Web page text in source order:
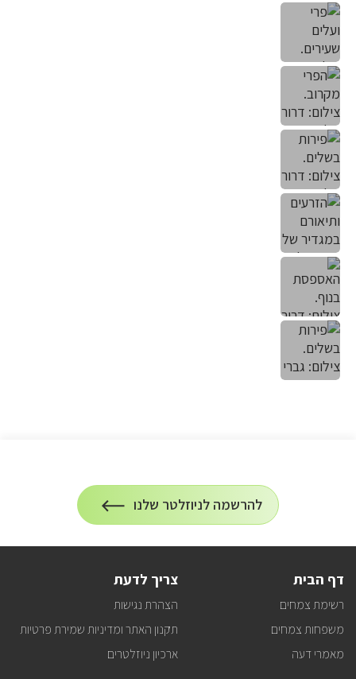
הרשמה
להרשמה לניוזלטר שלנו
על
הרשמה
דף הבית
רשימת צמחים
משפחות צמחים
מאמרי דעה
צריך לדעת
הצהרת נגישות
תקנון האתר ומדיניות שמירת פרטיות
ארכיון ניוזלטרים